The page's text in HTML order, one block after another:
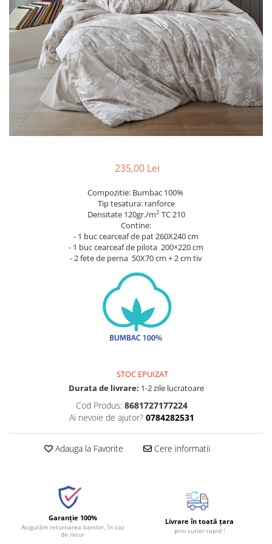
Metraje fețe de masă
Metraje impermeabile
Metraje simple
Metraje Sărbători/Iarnă
Muselină
Nanghin
Lenjerii de pat policoton
Lenjerii de pat finet 6 piese
Lenjerii de pat percale - bumbac
Lenjerii de pat albe
Lenjerii de pat bumbac imprimat
Lenjerii de pat creponate -
bumbac 100%
235,00 Lei
Compozitie: Bumbac 100%
Tip tesatura: ranforce
Densitate 120gr./m2TC 210
Contine:
- 1 buc cearceaf de pat 260X240 cm
- 1 buc cearceaf de pilota 200×220 cm
- 2 fete de perna 50X70 cm + 2 cm tiv
STOC EPUIZAT
Durata de livrare: 1-2 zile lucratoare
Cod Produs: 8681727177224
Ai nevoie de ajutor? 0784282531
Adauga la Favorite Cere informatii
Garanție 100%
Asigurăm returnarea banilor, în caz
de retur
Livrare în toată țara
prin curier rapid !